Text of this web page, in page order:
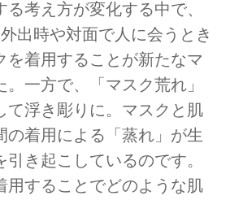
る考え方が変化する中で、
出時や対面で人に会うとき
を着用することが新たなマ
一方で、「マスク荒れ」
て浮き彫りに。マスクと肌
の着用による「蒸れ」が生
引き起こしているのです。
用することでどのような肌